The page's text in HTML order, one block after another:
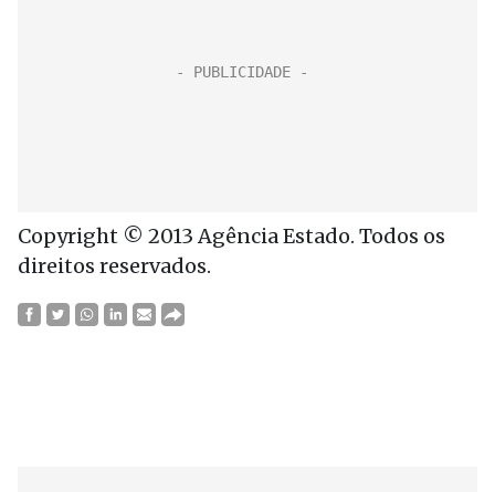
Copyright © 2013 Agência Estado. Todos os
direitos reservados.